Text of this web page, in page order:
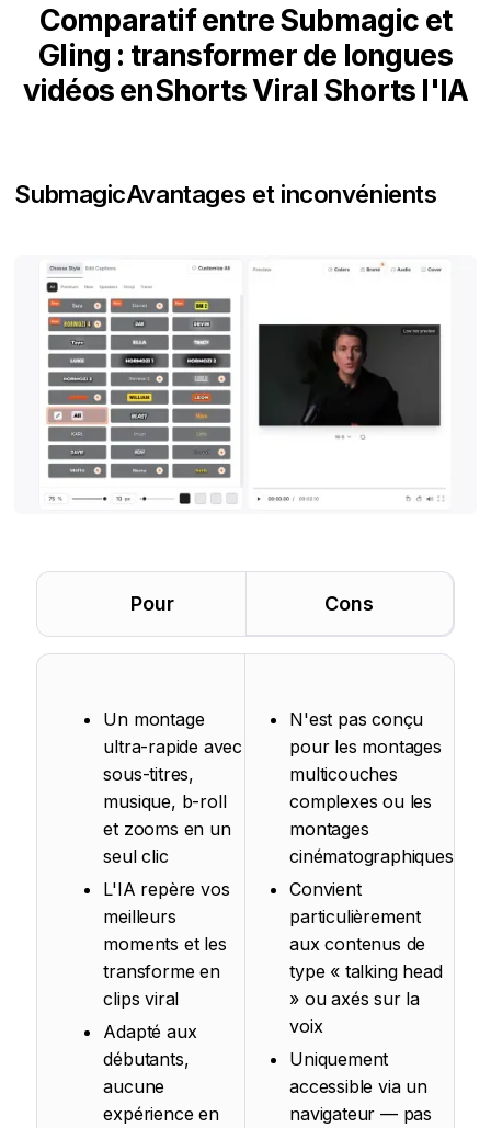
Comparatif entre Submagic et
Gling : transformer de longues
vidéos enShorts Viral Shorts l'IA
SubmagicAvantages et inconvénients
Pour Cons
Un montage
ultra-rapide avec
sous-titres,
musique, b-roll
et zooms en un
seul clic
L'IA repère vos
meilleurs
moments et les
transforme en
clips viral
Adapté aux
débutants,
aucune
expérience en
N'est pas conçu
pour les montages
multicouches
complexes ou les
montages
cinématographiques
Convient
particulièrement
aux contenus de
type « talking head
» ou axés sur la
voix
Uniquement
accessible via un
navigateur — pas